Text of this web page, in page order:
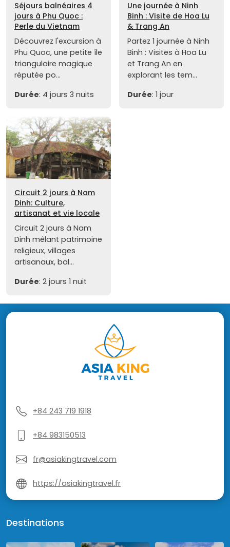
Séjours balnéaires 4
jours à Phu Quoc :
Perle du Vietnam
Découvrez l'excursion à
Phu Quoc, une petite île
triangulaire magique
réputée po...
Durée: 4 jours 3 nuits
Une journée à Ninh
Binh : Visite de Hoa Lu
& Trang An
Partez 1 journée à Ninh
Binh : Visites à Hoa Lu
et Trang An en
explorant les tem...
Durée: 1 jour
Circuit 2 jours à Nam
Dinh: Culture,
artisanat et vie locale
Circuit 2 jours à Nam
Dinh mêlant patrimoine
religieux, villages
artisanaux, bal...
Durée: 2 jours 1 nuit
+84 243 719 1918
+84 983150513
fr@asiakingtravel.com
https://asiakingtravel.fr
Destinations